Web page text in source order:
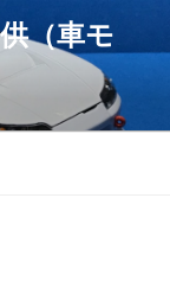
（車モ